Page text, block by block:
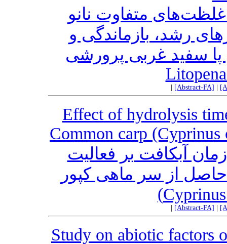
متفاوت نانو
رشد، بازماندگی و
پا سفید غربی پرورشی
[Abstract-FA]
Effect of hydrolysis
Common carp (Cyprinus
آبکافت بر فعالیت
حاصل از سر ماهی کپور
[Abstract-FA]
Study on abiotic factors